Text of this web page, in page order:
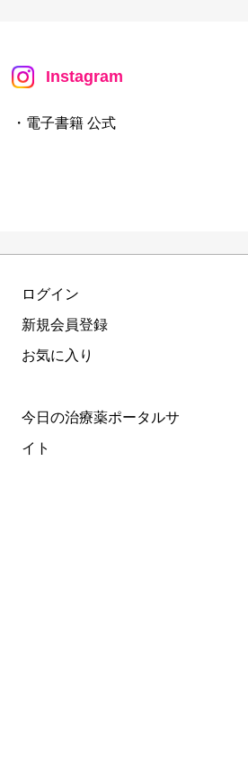
Instagram
・電子書籍 公式
ログイン
新規会員登録
お気に入り
今日の治療薬ポータルサ
イト